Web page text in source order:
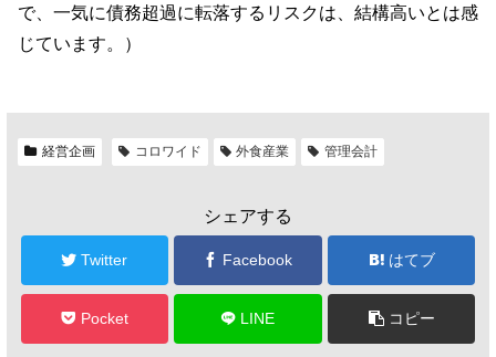
で、一気に債務超過に転落するリスクは、結構高いとは感
じています。）
経営企画 コロワイド 外食産業 管理会計
シェアする
Twitter Facebook はてブ
Pocket LINE コピー